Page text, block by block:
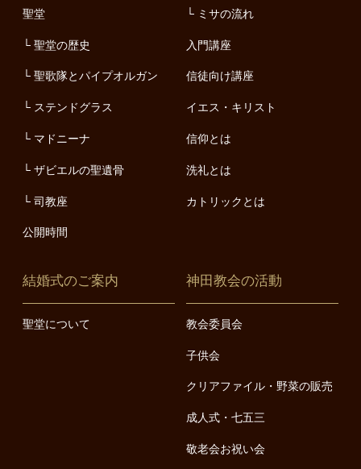
聖堂
聖堂の歴史
聖歌隊とパイプオルガン
ステンドグラス
マドニーナ
ザビエルの聖遺骨
司教座
公開時間
ミサの流れ
入門講座
信徒向け講座
イエス・キリスト
信仰とは
洗礼とは
カトリックとは
結婚式のご案内
聖堂について
神田教会の活動
教会委員会
子供会
クリアファイル・野菜の販売
成人式・七五三
敬老会お祝い会